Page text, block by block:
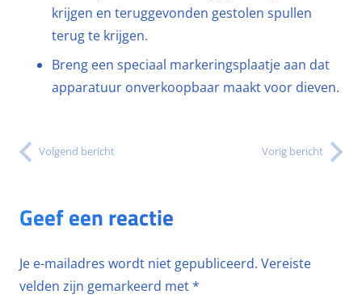
krijgen en teruggevonden gestolen spullen
terug te krijgen.
Breng een speciaal markeringsplaatje aan dat
apparatuur onverkoopbaar maakt voor dieven.
Volgend bericht Vorig bericht
Geef een reactie
Je e-mailadres wordt niet gepubliceerd. Vereiste
velden zijn gemarkeerd met*